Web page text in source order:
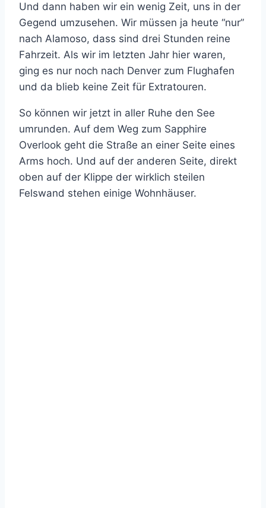
Und dann haben wir ein wenig Zeit, uns in der
Gegend umzusehen. Wir müssen ja heute “nur”
nach Alamoso, dass sind drei Stunden reine
Fahrzeit. Als wir im letzten Jahr hier waren,
ging es nur noch nach Denver zum Flughafen
und da blieb keine Zeit für Extratouren.
So können wir jetzt in aller Ruhe den See
umrunden. Auf dem Weg zum Sapphire
Overlook geht die Straße an einer Seite eines
Arms hoch. Und auf der anderen Seite, direkt
oben auf der Klippe der wirklich steilen
Felswand stehen einige Wohnhäuser.